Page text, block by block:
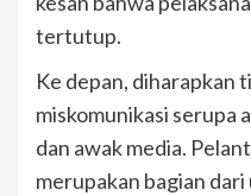
tertutup.
Ke depan, diharapkan
miskomunikasi serupa
dan awak media.
merupakan bagian